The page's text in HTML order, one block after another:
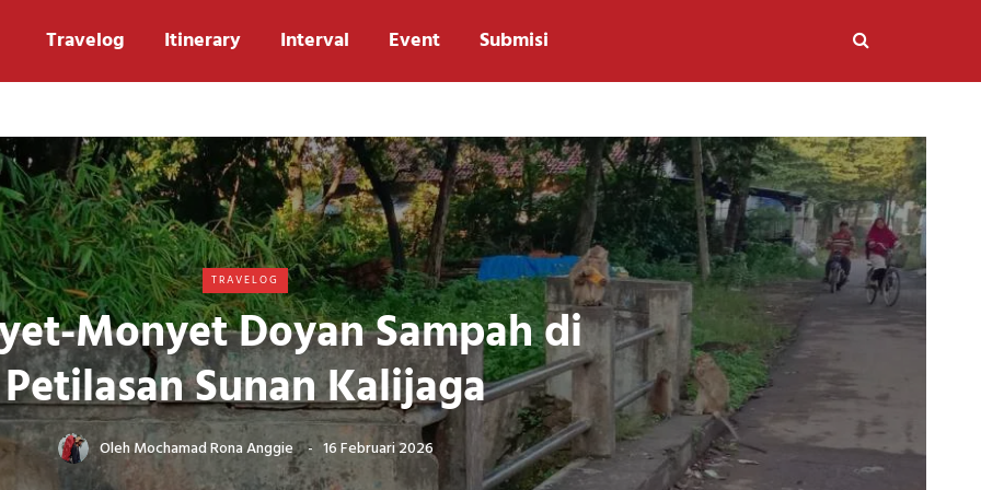
Travelog Itinerary Interval Event Submisi
TRAVELOG
Monyet Doyan Sampah di
Petilasan Sunan Kalijaga
OlehMochamad Rona Anggie 16 Februari 2026